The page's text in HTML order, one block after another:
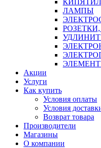
ЛАМПЫ
Акции
Услуги
Как купить
Условия оплаты
Условия
Возврат товара
Производители
Магазины
О компании